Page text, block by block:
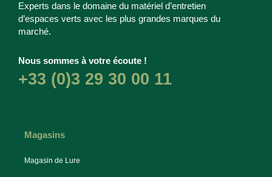
Experts dans le domaine du matériel d’entretien
d’espaces verts avec les plus grandes marques du
marché.
Nous sommes à votre écoute !
+33 (0)3 29 30 00 11
Magasins
Magasin de Lure